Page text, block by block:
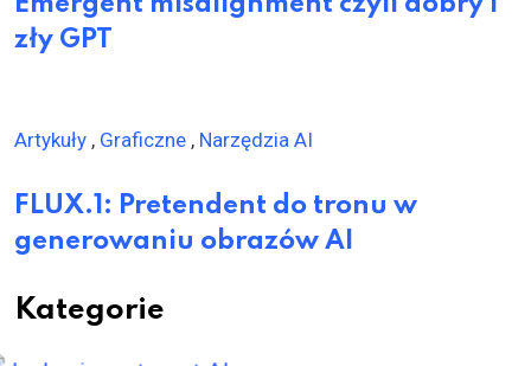
zły GPT
Artykuły , Graficzne , Narzędzia AI
FLUX.1: Pretendent do tronu w
generowaniu obrazów AI
Kategorie